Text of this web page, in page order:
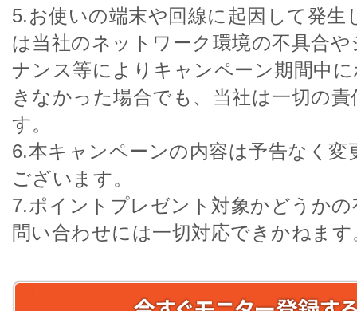
5.お使いの端末や回線に起因して発生
は当社のネットワーク環境の不具合
ナンス等によりキャンペーン期間中
きなかった場合でも、当社は一切の
す。
6.本キャンペーンの内容は予告なく変
ございます。
7.ポイントプレゼント対象かどうか
問い合わせには一切対応できかねます